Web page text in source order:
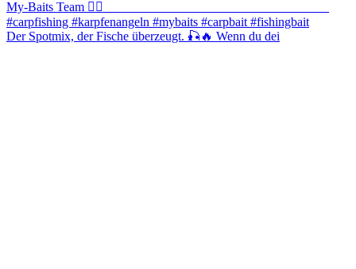
Der Spotmix, der Fische überzeugt. 🎣🔥 Wenn du dei